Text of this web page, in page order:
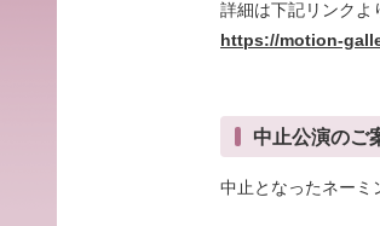
詳細は下記リンクよ
https://motion-
中止公演のご
中止となったネーミ